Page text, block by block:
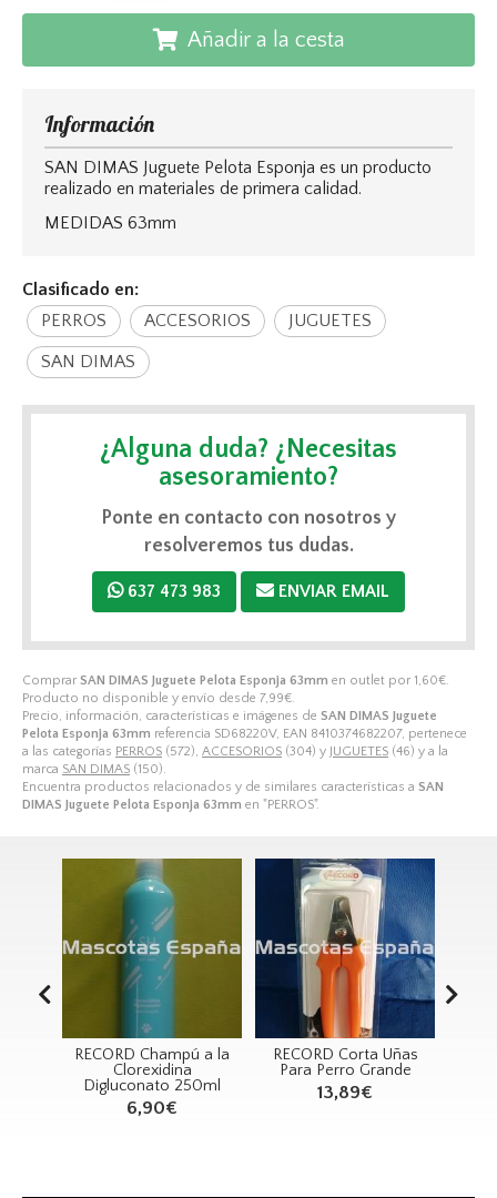
Añadir a la cesta
Comprar SAN DIMAS Juguete Pelota Esponja 63mm en outlet por 1,60€
Producto no disponible y envío desde 7,99€
Precio, información, características e imágenes de SAN DIMAS Juguete
Pelota Esponja 63mm referencia SD68220V, EAN 8410374682207, pertenece
a las categorías PERROS (572), ACCESORIOS (304) y JUGUETES (46) y a la
marca SAN DIMAS (150).
Encuentra productos relacionados y de similares características a SAN
DIMAS Juguete Pelota Esponja 63mm en "PERROS".
Información
SAN DIMAS Juguete Pelota Esponja es un producto
realizado en materiales de primera calidad.
MEDIDAS 63mm
Clasificado en:
PERROS
ACCESORIOS JUGUETES
SAN DIMAS
¿Alguna duda? ¿Necesitas
asesoramiento?
Ponte en contacto con nosotros y
resolveremos tus dudas.
637 473 983 ENVIAR EMAIL
RECORD Champú a la
Clorexidina
Digluconato 250ml
6,90€
RECORD Corta Uñas
Para Perro Grande
13,89€